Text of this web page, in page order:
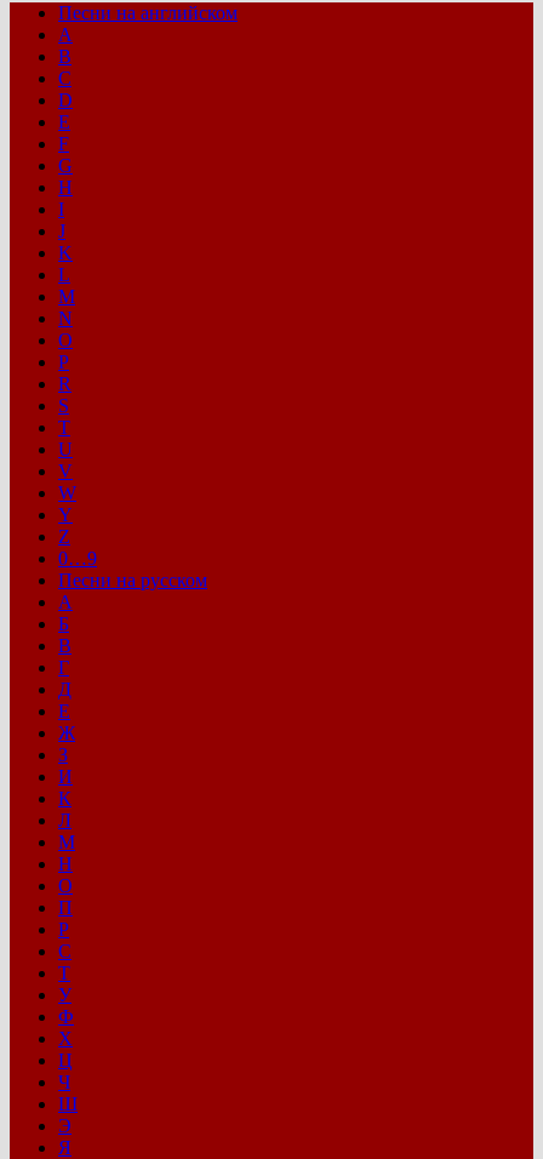
Песни на английском
A
B
C
D
E
F
G
H
I
J
K
L
M
N
O
P
R
S
T
U
V
W
Y
Z
0…9
Песни на русском
А
Б
В
Г
Д
Е
Ж
З
И
К
Л
М
Н
О
П
Р
С
Т
У
Ф
Х
Ц
Ч
Ш
Э
Я